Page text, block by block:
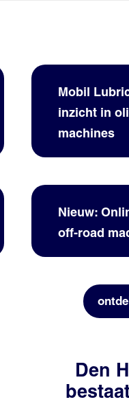
Mobil
inzicht in
machines
Nieuw:
off-road
Den